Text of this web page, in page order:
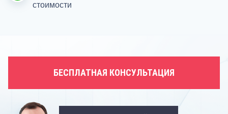
стоимости
БЕСПЛАТНАЯ КОНСУЛЬТАЦИЯ